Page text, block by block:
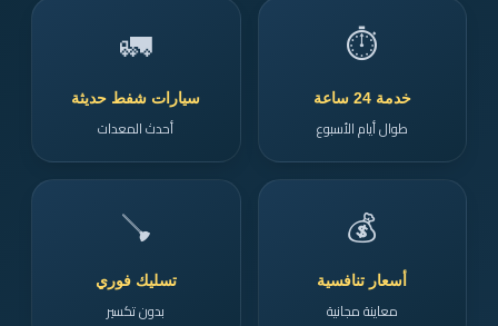
⏱️
خدمة 24 ساعة
طوال أيام الأسبوع
🚛
سيارات شفط حديثة
أحدث المعدات
💰
أسعار تنافسية
معاينة مجانية
🪠
تسليك فوري
بدون تكسير